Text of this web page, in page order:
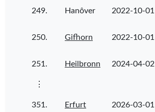
249. Hanôver 2022-10-01
250. Gifhorn 2022-10-01
251. Heilbronn 2024-04-02
⋮
351. Erfurt 2026-03-01